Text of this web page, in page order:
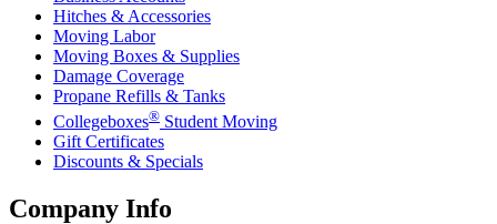
Hitches & Accessories
Moving Labor
Moving Boxes & Supplies
Damage Coverage
Propane Refills & Tanks
Collegeboxes® Student Moving
Gift Certificates
Discounts & Specials
Company Info